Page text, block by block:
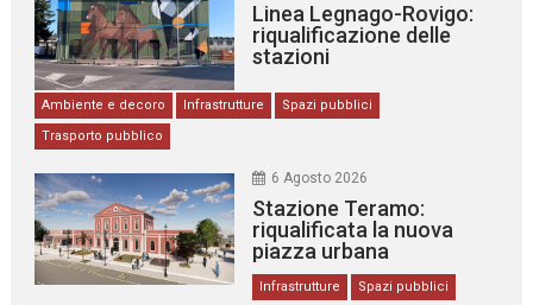
Linea Legnago-Rovigo:
riqualificazione delle
stazioni
Ambiente e decoro Infrastrutture
Spazi pubblici
Trasporto pubblico
6 Agosto 2026
Stazione Teramo:
riqualificata la nuova
piazza urbana
Infrastrutture Spazi pubblici